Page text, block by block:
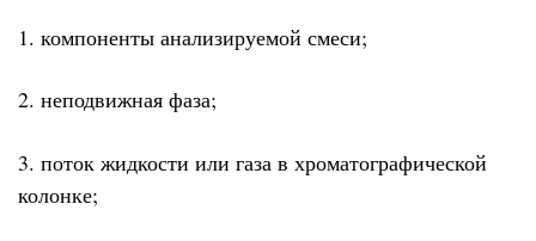
1. компоненты анализируемой смеси;
2. неподвижная фаза;
3. поток жидкости или газа в хроматографической
колонке;